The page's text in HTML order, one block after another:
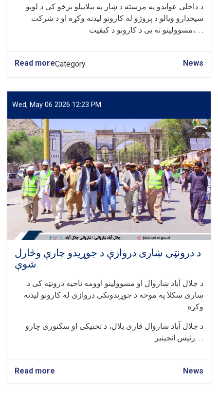
د داخلی عوایدو په مرسته د ښار په بیلابیلو برخو کی د لویو
سیخدارو ویالو د پروژو له کارونو لیدنه وکړه او د شرکت
مسوولینو ته یی د کارونو د کیفیت،. . .
Read moreCategory News
Wed, May 06 2026 12:23 PM
د درونټی ښاری دروازې د جوړیدو چارې وڅارل
شوې
.د جلال آباد ښاروال او مسوولینو اوومه ناحیه درونټه کی د
ښاری ښکلا په موخه د جوړیدونکی دروازی له کارونو لیدنه
وکړه
د جلال آباد ښاروال قاری بلال، د تخنیکی او سکتوری چارو
رئیس انجینیر. . .
Read more
د
News